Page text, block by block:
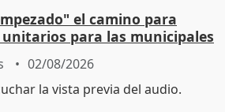
el camino para
para las municipales
02/08/2026